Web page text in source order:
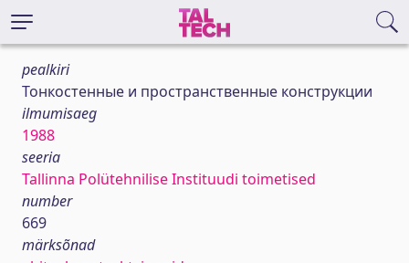
pealkiri
Тонкостенные и пространственные конструкции
ilmumisaeg
1988
seeria
Tallinna Polütehnilise Instituudi toimetised
number
669
märksõnad